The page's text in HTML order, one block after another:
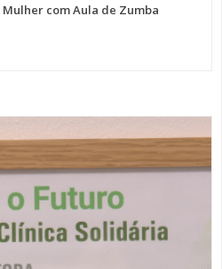
com Aula de Zumba